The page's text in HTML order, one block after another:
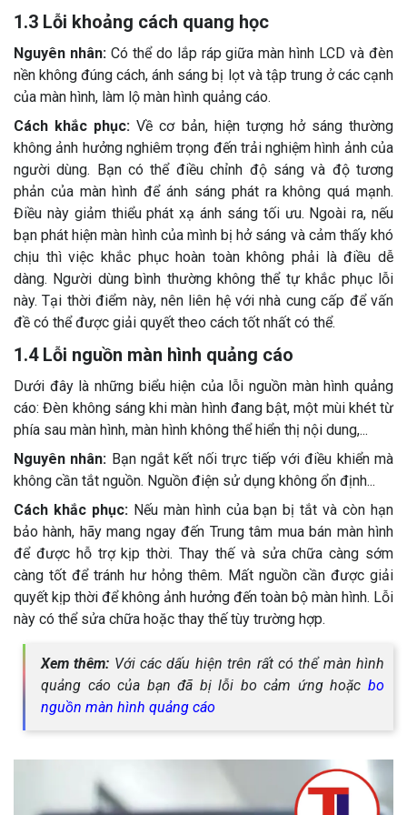
1.3 Lỗi khoảng cách quang học
Nguyên nhân: Có thể do lắp ráp giữa màn hình LCD và đèn
nền không đúng cách, ánh sáng bị lọt và tập trung ở các cạnh
của màn hình, làm lộ màn hình quảng cáo.
Cách khắc phục: Về cơ bản, hiện tượng hở sáng thường
không ảnh hưởng nghiêm trọng đến trải nghiệm hình ảnh của
người dùng. Bạn có thể điều chỉnh độ sáng và độ tương
phản của màn hình để ánh sáng phát ra không quá mạnh.
Điều này giảm thiểu phát xạ ánh sáng tối ưu. Ngoài ra, nếu
bạn phát hiện màn hình của mình bị hở sáng và cảm thấy khó
chịu thì việc khắc phục hoàn toàn không phải là điều dễ
dàng. Người dùng bình thường không thể tự khắc phục lỗi
này. Tại thời điểm này, nên liên hệ với nhà cung cấp để vấn
đề có thể được giải quyết theo cách tốt nhất có thể.
1.4 Lỗi nguồn màn hình quảng cáo
Dưới đây là những biểu hiện của lỗi nguồn màn hình quảng
cáo: Đèn không sáng khi màn hình đang bật, một mùi khét từ
phía sau màn hình, màn hình không thể hiển thị nội dung,...
Nguyên nhân: Bạn ngắt kết nối trực tiếp với điều khiển mà
không cần tắt nguồn. Nguồn điện sử dụng không ổn định...
Cách khắc phục: Nếu màn hình của bạn bị tắt và còn hạn
bảo hành, hãy mang ngay đến Trung tâm mua bán màn hình
để được hỗ trợ kịp thời. Thay thế và sửa chữa càng sớm
càng tốt để tránh hư hỏng thêm. Mất nguồn cần được giải
quyết kịp thời để không ảnh hưởng đến toàn bộ màn hình. Lỗi
này có thể sửa chữa hoặc thay thế tùy trường hợp.
Xem thêm: Với các dấu hiện trên rất có thể màn hình
quảng cáo của bạn đã bị lỗi bo cảm ứng hoặc bo
nguồn màn hình quảng cáo